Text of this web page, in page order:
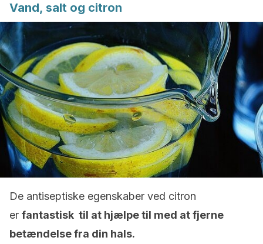
Vand, salt og citron
De antiseptiske egenskaber ved citron
er fantastisk til at hjælpe til med at fjerne
betændelse fra din hals.